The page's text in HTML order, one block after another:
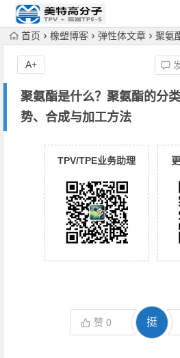
首页 橡塑博客 弹性体文章 聚氨酯是
聚氨酯是什么？聚氨酯的分
势、合成与加工方法
A+
TPV/TPE业务助理
赞0 挺